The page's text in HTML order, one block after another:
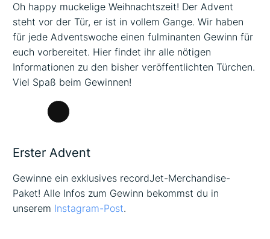
Oh happy muckelige Weihnachtszeit! Der Advent
steht vor der Tür, er ist in vollem Gange. Wir haben
für jede Adventswoche einen fulminanten Gewinn für
euch vorbereitet. Hier findet ihr alle nötigen
Informationen zu den bisher veröffentlichten Türchen.
Viel Spaß beim Gewinnen!
Lange
Erster Advent
Gewinne ein exklusives recordJet-Merchandise-
Paket! Alle Infos zum Gewinn bekommst du in
unserem Instagram-Post.